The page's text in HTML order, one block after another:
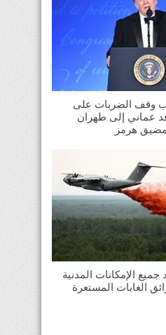
وقف الضربات على
عماني إلى طهران
مضيق هرمز
الإمكانات المدنية
الغابات المستعرة